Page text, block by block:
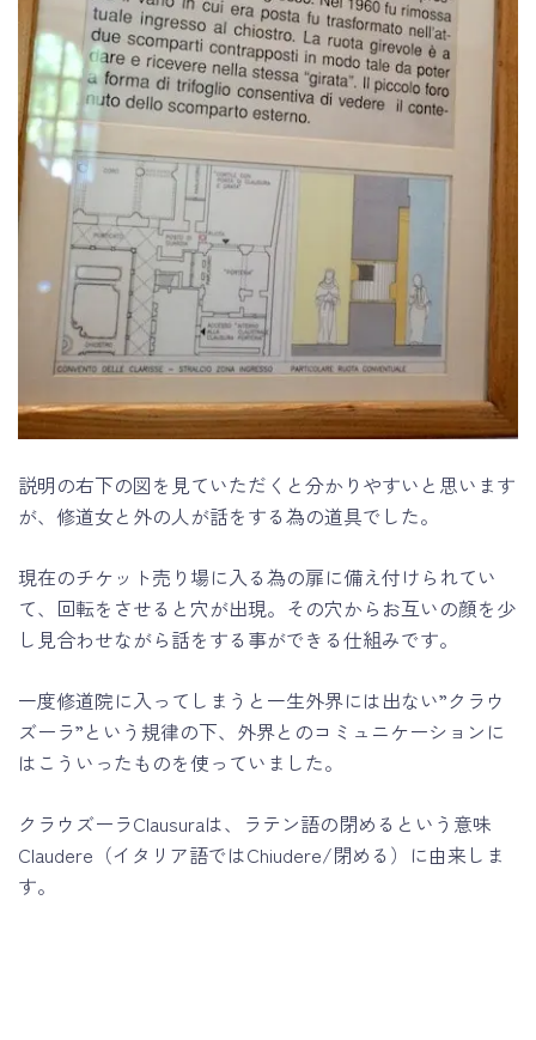
説明の右下の図を見ていただくと分かりやすいと思います
が、修道女と外の人が話をする為の道具でした。
現在のチケット売り場に入る為の扉に備え付けられてい
て、回転をさせると穴が出現。その穴からお互いの顔を少
し見合わせながら話をする事ができる仕組みです。
一度修道院に入ってしまうと一生外界には出ない”クラウ
ズーラ”という規律の下、外界とのコミュニケーションに
はこういったものを使っていました。
クラウズーラClausuraは、ラテン語の閉めるという意味
Claudere（イタリア語ではChiudere/閉める）に由来しま
す。